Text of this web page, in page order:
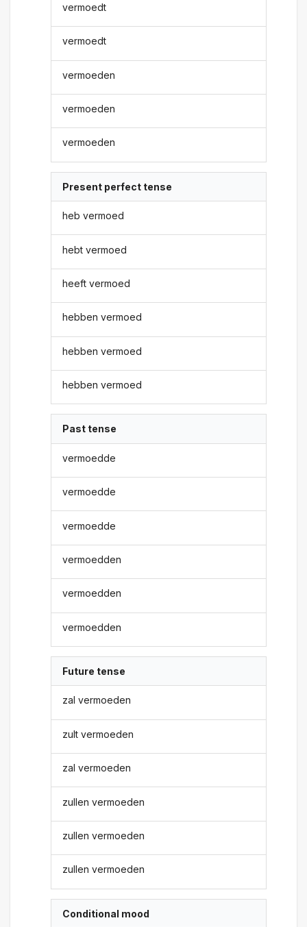
vermoedt
vermoedt
vermoeden
vermoeden
vermoeden
Present perfect tense
heb vermoed
hebt vermoed
heeft vermoed
hebben vermoed
hebben vermoed
hebben vermoed
Past tense
vermoedde
vermoedde
vermoedde
vermoedden
vermoedden
vermoedden
Future tense
zal vermoeden
zult vermoeden
zal vermoeden
zullen vermoeden
zullen vermoeden
zullen vermoeden
Conditional mood